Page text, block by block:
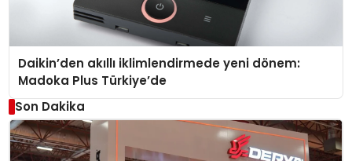
Daikin’den akıllı iklimlendirmede yeni dönem:
Madoka Plus Türkiye’de
Son Dakika